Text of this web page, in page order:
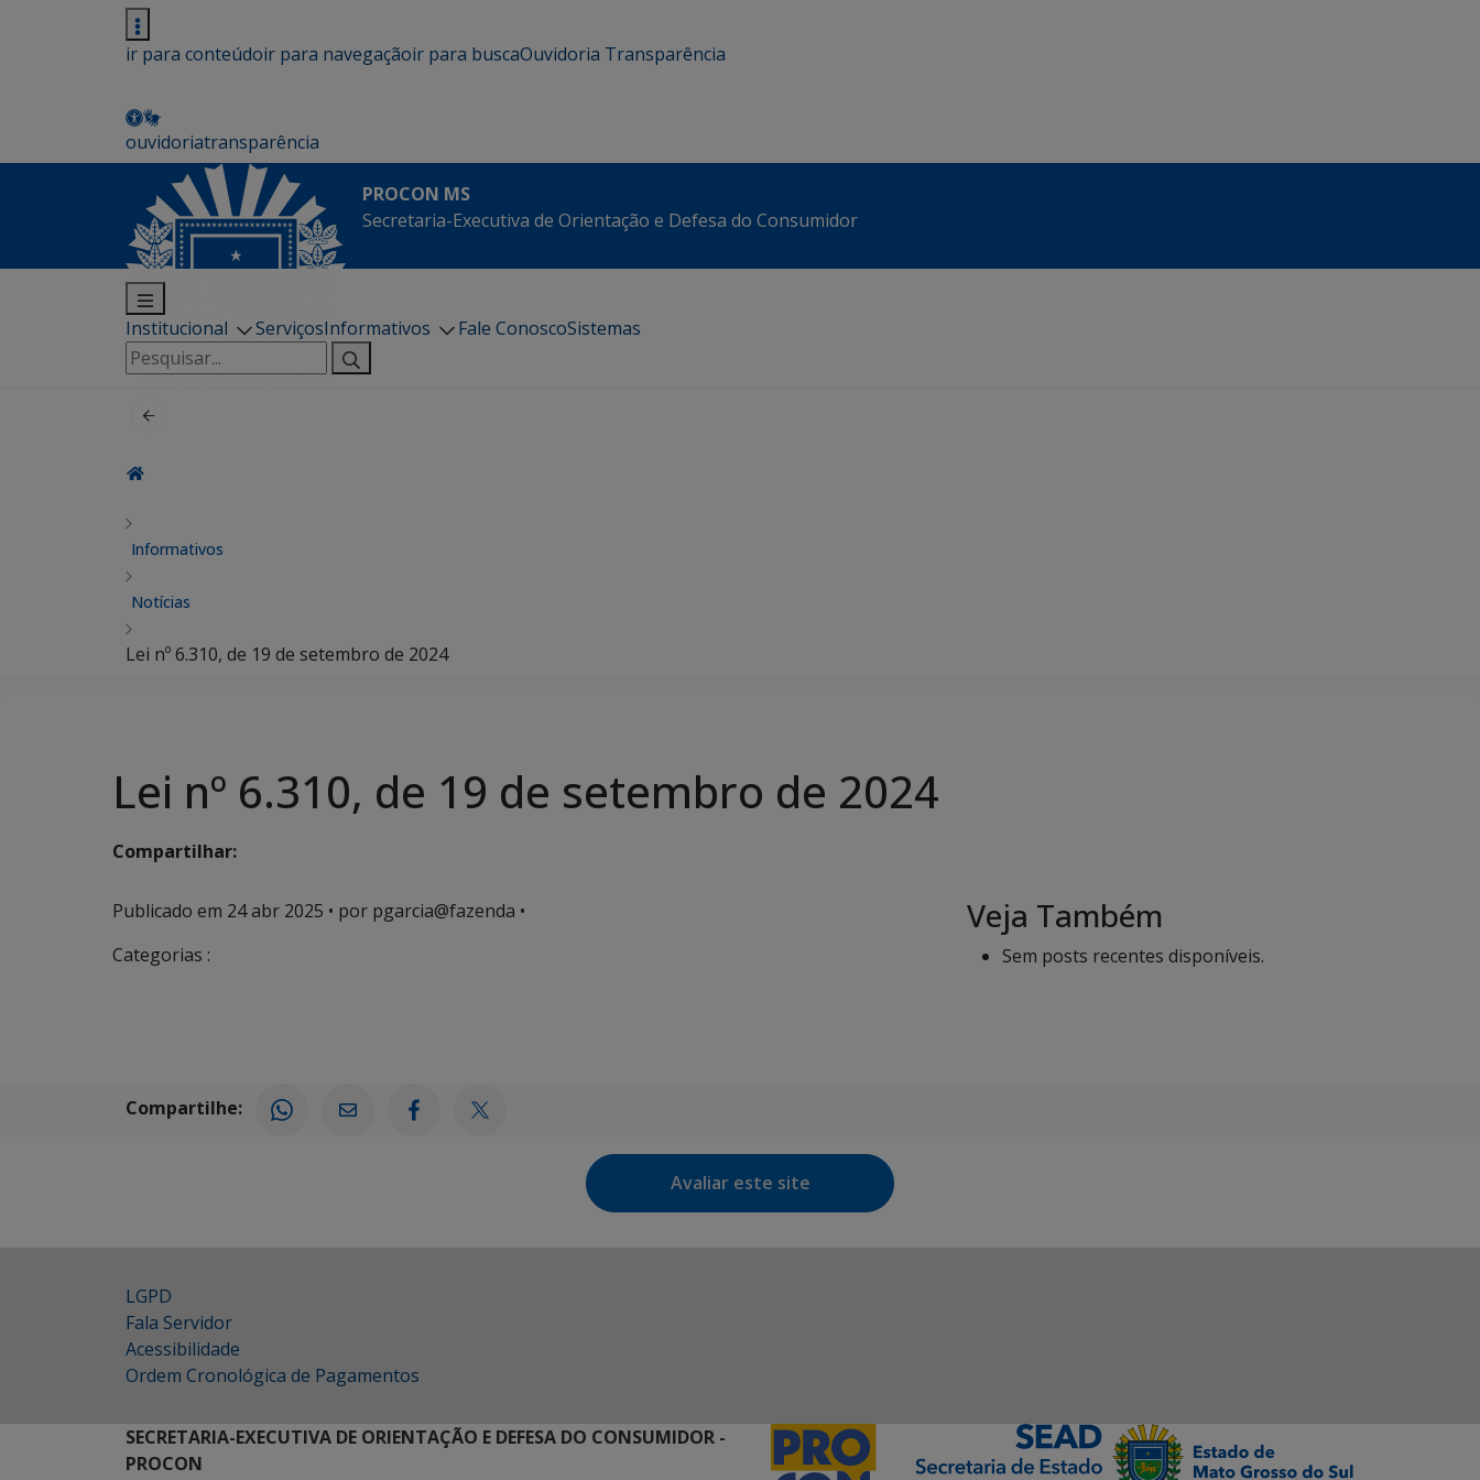
ir para conteúdoir para navegaçãoir para buscaOuvidoria Transparência
ouvidoriatransparência
PROCON MS
Secretaria-Executiva de Orientação e Defesa do Consumidor
Institucional ServiçosInformativos Fale ConoscoSistemas
Pesquisar
por:
Informativos
Notícias
Lei nº 6.310, de 19 de setembro de 2024
Lei nº 6.310, de 19 de setembro de 2024
Compartilhar:
Publicado em 24 abr 2025 • por pgarcia@fazenda •
Categorias :
Veja Também
Sem posts recentes disponíveis.
Compartilhe:
Avaliar este site
LGPD
Fala Servidor
Acessibilidade
Ordem Cronológica de Pagamentos
SECRETARIA-EXECUTIVA DE ORIENTAÇÃO E DEFESA DO CONSUMIDOR -
PROCON